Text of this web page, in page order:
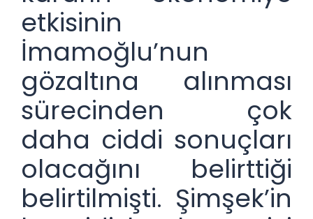
etkisinin
İmamoğlu’nun
gözaltına alınması
sürecinden çok
daha ciddi sonuçları
olacağını belirttiği
belirtilmişti. Şimşek’in